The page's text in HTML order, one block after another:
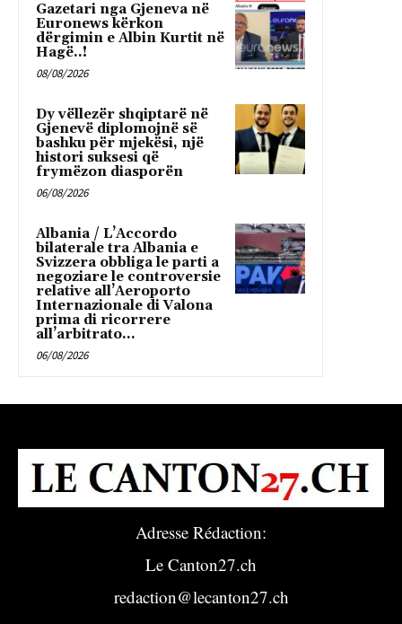
Gazetari nga Gjeneva në
Euronews kërkon
dërgimin e Albin Kurtit në
Hagë..!
08/08/2026
Dy vëllezër shqiptarë në
Gjenevë diplomojnë së
bashku për mjekësi, një
histori suksesi që
frymëzon diasporën
06/08/2026
Albania / L’Accordo
bilaterale tra Albania e
Svizzera obbliga le parti a
negoziare le controversie
relative all’Aeroporto
Internazionale di Valona
prima di ricorrere
all’arbitrato...
06/08/2026
Adresse Rédaction:
Le Canton27.ch
redaction@lecanton27.ch